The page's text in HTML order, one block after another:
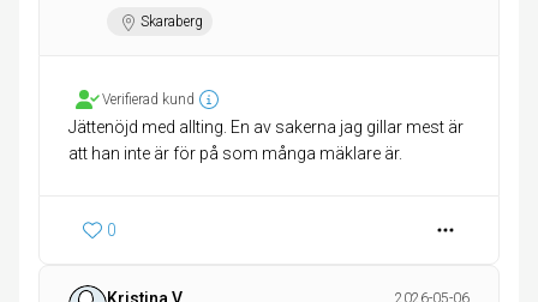
Skaraberg
Verifierad kund
Jättenöjd med allting. En av sakerna jag gillar mest är
att han inte är för på som många mäklare är.
0